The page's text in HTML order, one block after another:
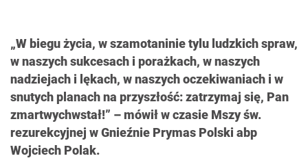
„W biegu życia, w szamotaninie tylu ludzkich spraw,
w naszych sukcesach i porażkach, w naszych
nadziejach i lękach, w naszych oczekiwaniach i w
snutych planach na przyszłość: zatrzymaj się, Pan
zmartwychwstał!” – mówił w czasie Mszy św.
rezurekcyjnej w Gnieźnie Prymas Polski abp
Wojciech Polak.